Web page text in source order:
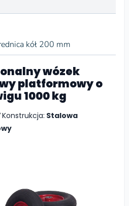
kół 200 mm
wózek
platformowy o
1000 kg
Konstrukcja: Stalowa